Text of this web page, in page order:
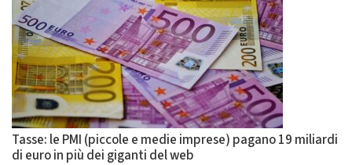
Tasse: le PMI (piccole e medie imprese) pagano 19 miliardi
di euro in più dei giganti del web